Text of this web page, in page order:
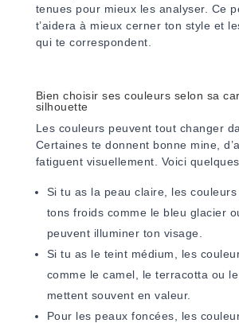
tenues pour mieux les analyser. Ce
t’aidera à mieux cerner ton style et
qui te correspondent.
Bien choisir ses couleurs selon sa
silhouette
Les couleurs peuvent tout changer
Certaines te donnent bonne mine,
fatiguent visuellement. Voici
Si tu as la peau claire, les
tons froids comme le bleu glacier
peuvent illuminer ton visage.
Si tu as le teint médium, les
comme le camel, le terracotta ou
mettent souvent en valeur.
Pour les peaux foncées, les